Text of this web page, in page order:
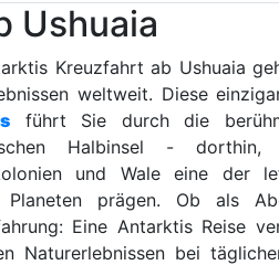
Ushuaia
Kreuzfahrt ab Ushuaia
weltweit. Diese
sführt Sie durch die
Halbinsel - dorthin,
und Wale eine der
Planeten prägen. Ob als
Eine Antarktis Reise
Naturerlebnissen bei